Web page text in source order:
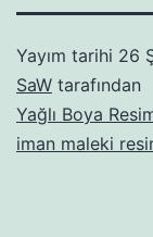
Yayım tarihi 26
SaW tarafından
Yağlı Boya
iman maleki